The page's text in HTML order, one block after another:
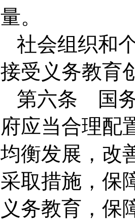
量。
社会组织和
接受义务教育
第六条 国
府应当合理配
均衡发展，改
采取措施，保
义务教育，保